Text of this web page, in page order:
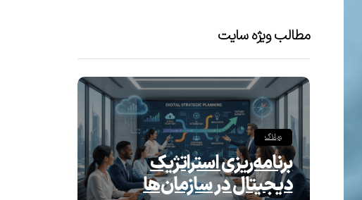
مطالب ویژه سایت
وبلاگ
برنامه‌ریزی استراتژیک
دیجیتال در سازمان‌ها